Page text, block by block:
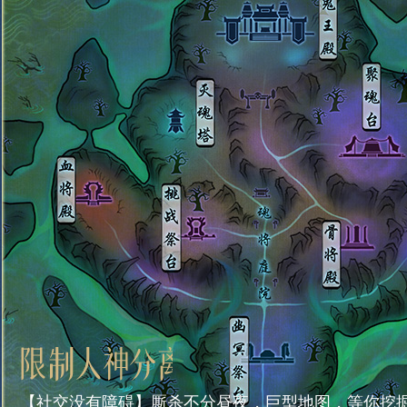
【社交没有障碍】厮杀不分昼夜，巨型地图，等你挖